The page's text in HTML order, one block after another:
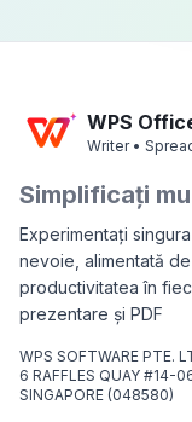
WPS
Writer •
Simplificați
Experimentați
nevoie, alimentată
productivitatea în
prezentare și PDF
WPS SOFTWARE PTE.
6 RAFFLES QUAY #14-
SINGAPORE (048580)